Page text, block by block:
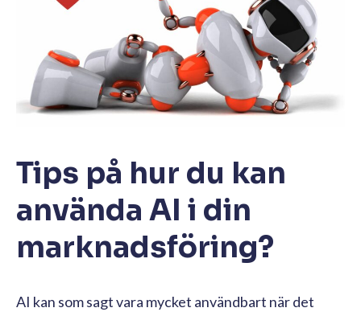
Tips på hur du kan
använda AI i din
marknadsföring?
AI kan som sagt vara mycket användbart när det